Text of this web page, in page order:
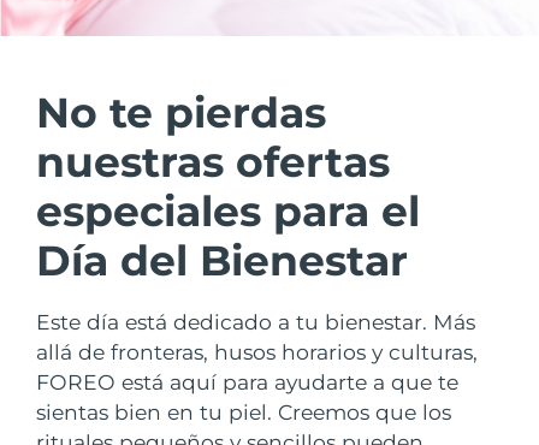
No te pierdas
nuestras ofertas
especiales para el
Día del Bienestar
Este día está dedicado a tu bienestar. Más
allá de fronteras, husos horarios y culturas,
FOREO está aquí para ayudarte a que te
sientas bien en tu piel. Creemos que los
FAQ™ Dual LED Panel
POPULAR
Sorpresas especiales Superventas
Terapia de luz roja
Reino Unido Entrega prevista
España
Australia Entrega prevista
Francia Entrega prevista
Alemania Entrega prevista
Canadá Entrega prevista8/15/26
Australia Entrega prevista